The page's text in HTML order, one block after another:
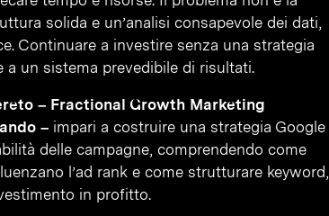
solida e un’analisi consapevole dei dati,
Continuare a investire senza una strategia
un sistema prevedibile di risultati.
– Fractional Growth Marketing
– impari a costruire una strategia Google
delle campagne, comprendendo come
l’ad rank e come strutturare keyword,
in profitto.